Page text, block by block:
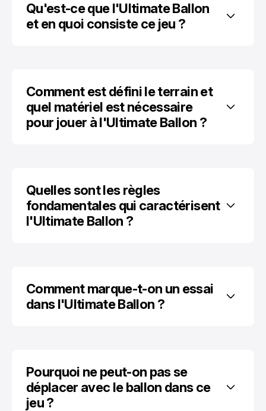
Qu'est-ce que l'Ultimate Ballon
et en quoi consiste ce jeu ?
Comment est défini le terrain et
quel matériel est nécessaire
pour jouer à l'Ultimate Ballon ?
Quelles sont les règles
fondamentales qui caractérisent
l'Ultimate Ballon ?
Comment marque-t-on un essai
dans l'Ultimate Ballon ?
Pourquoi ne peut-on pas se
déplacer avec le ballon dans ce
jeu ?